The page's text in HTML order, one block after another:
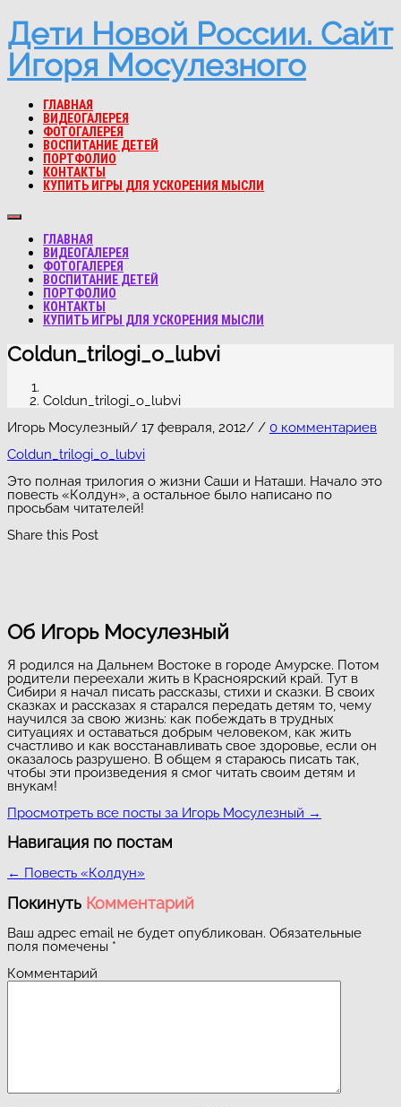
Дети Новой России. Сайт
Игоря Мосулезного
ГЛАВНАЯ
ВИДЕОГАЛЕРЕЯ
ФОТОГАЛЕРЕЯ
ВОСПИТАНИЕ ДЕТЕЙ
ПОРТФОЛИО
КОНТАКТЫ
КУПИТЬ ИГРЫ ДЛЯ УСКОРЕНИЯ МЫСЛИ
ГЛАВНАЯ
ВИДЕОГАЛЕРЕЯ
ФОТОГАЛЕРЕЯ
ВОСПИТАНИЕ ДЕТЕЙ
ПОРТФОЛИО
КОНТАКТЫ
КУПИТЬ ИГРЫ ДЛЯ УСКОРЕНИЯ МЫСЛИ
Coldun_trilogi_o_lubvi
Coldun_trilogi_o_lubvi
Игорь Мосулезный/ 17 февраля, 2012/ / 0 комментариев
Coldun_trilogi_o_lubvi
Это полная трилогия о жизни Саши и Наташи. Начало это
повесть «Колдун», а остальное было написано по
просьбам читателей!
Share this Post
Об Игорь Мосулезный
Я родился на Дальнем Востоке в городе Амурске. Потом
родители переехали жить в Красноярский край. Тут в
Сибири я начал писать рассказы, стихи и сказки. В своих
сказках и рассказах я старался передать детям то, чему
научился за свою жизнь: как побеждать в трудных
ситуациях и оставаться добрым человеком, как жить
счастливо и как восстанавливать свое здоровье, если он
оказалось разрушено. В общем я стараюсь писать так,
чтобы эти произведения я смог читать своим детям и
внукам!
Просмотреть все посты за Игорь Мосулезный →
Навигация по постам
← Повесть «Колдун»
Покинуть Комментарий
Ваш адрес email не будет опубликован. Обязательные
поля помечены *
Комментарий